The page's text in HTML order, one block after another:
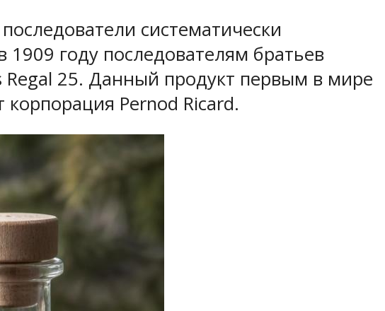
систематически
году последователям братьев
Regal 25. Данный продукт первым в мире
Pernod Ricard.